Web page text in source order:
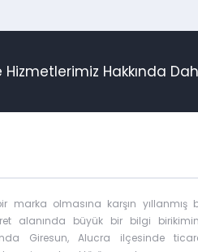
Hizmetlerimiz Hakkında
marka olmasına karşın yıllanmış
alanında büyük bir bilgi
Giresun, Alucra ilçesinde